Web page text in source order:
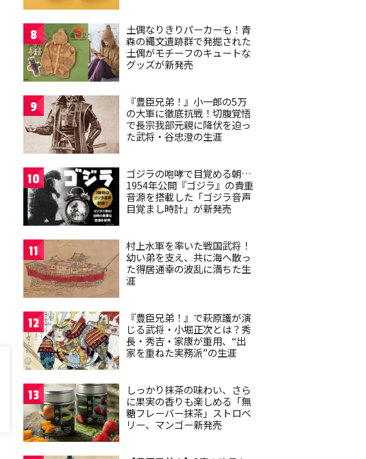
8
土偶なりきりパーカーも！青
森の縄文遺跡群で発掘された
土偶がモチーフのキュートな
グッズが新発売
9
『豊臣兄弟！』小一郎の5万
の大軍に徹底抗戦！切腹覚悟
で長宗我部元親に降伏を迫っ
た武将・谷忠澄の生涯
10
ゴジラの咆哮で目覚める朝…
1954年公開『ゴジラ』の貴重
音源を搭載した「ゴジラ音声
目覚まし時計」が新発売
11
村上水軍を率いた戦国武将！
幼い弟を支え、共に海へ散っ
た得居通幸の波乱に満ちた生
涯
12
『豊臣兄弟！』で萩原護が演
じる武将・小堀正次とは？秀
長・秀吉・家康が重用、“出
家を重ねた実務派”の生涯
13
しっかり抹茶の味わい、さら
に果実の香りも楽しめる「無
糖フレーバー抹茶」ストロベ
リー、マンゴー新発売